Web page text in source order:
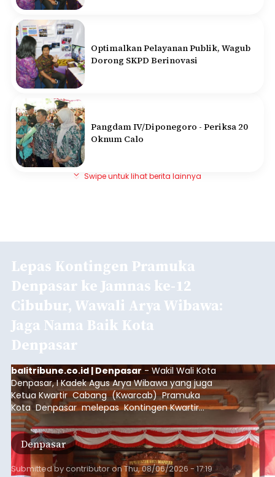
Optimalkan Pelayanan Publik, Wagub
Dorong SKPD Berinovasi
Pangdam IV/Diponegoro - Periksa 20
Oknum Calo
Swipe untuk lihat berita lainnya
Lepas Kontingen Pramuka
Denpasar ke Jamnas ke-12
Cibubur, Wawali Arya Wibawa:
Jaga Nama Baik Kota
Denpasar
balitribune.co.id | Denpasar- Wakil Wali Kota
Denpasar, I Kadek Agus Arya Wibawa yang juga
Ketua Kwartir Cabang (Kwarcab) Pramuka
Kota Denpasar melepas Kontingen Kwartir
Cabang Gerakan Pramuka Denpasar yang akan
mengikuti Jambore Nasional Pramuka ke-12
Tahun 2026 di Bumi Perkemahan Cibubur,
Jakarta Timur.
Denpasar
Submitted bycontributoronThu, 08/06/2026 - 17:19